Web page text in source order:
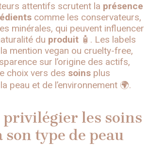
attentifs scrutent la présence
comme les conservateurs,
minérales, qui peuvent influencer
du produit 🧴. Les labels
mention vegan ou cruelty-free,
sur l’origine des actifs,
choix vers des soins plus
peau et de l’environnement 🌍.
privilégier les soins
son type de peau